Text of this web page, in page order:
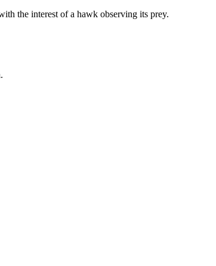
the interest of a hawk observing its prey.